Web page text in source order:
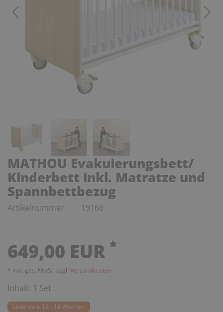
MATHOU Evakuierungsbett/
Kinderbett inkl. Matratze und
Spannbettbezug
Artikelnummer 19168
649,00 EUR *
* inkl. ges. MwSt. zzgl. Versandkosten
Inhalt: 1 Set
Lieferzeit: 12 - 14 Wochen